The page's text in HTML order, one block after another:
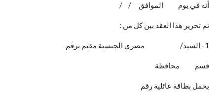
أنه في يوم الموافق / /
تم تحرير هذا العقد بين كل من :
1- السيد/ مصري الجنسية مقيم برقم
قسم محافظة
يحمل بطاقة عائلية رقم